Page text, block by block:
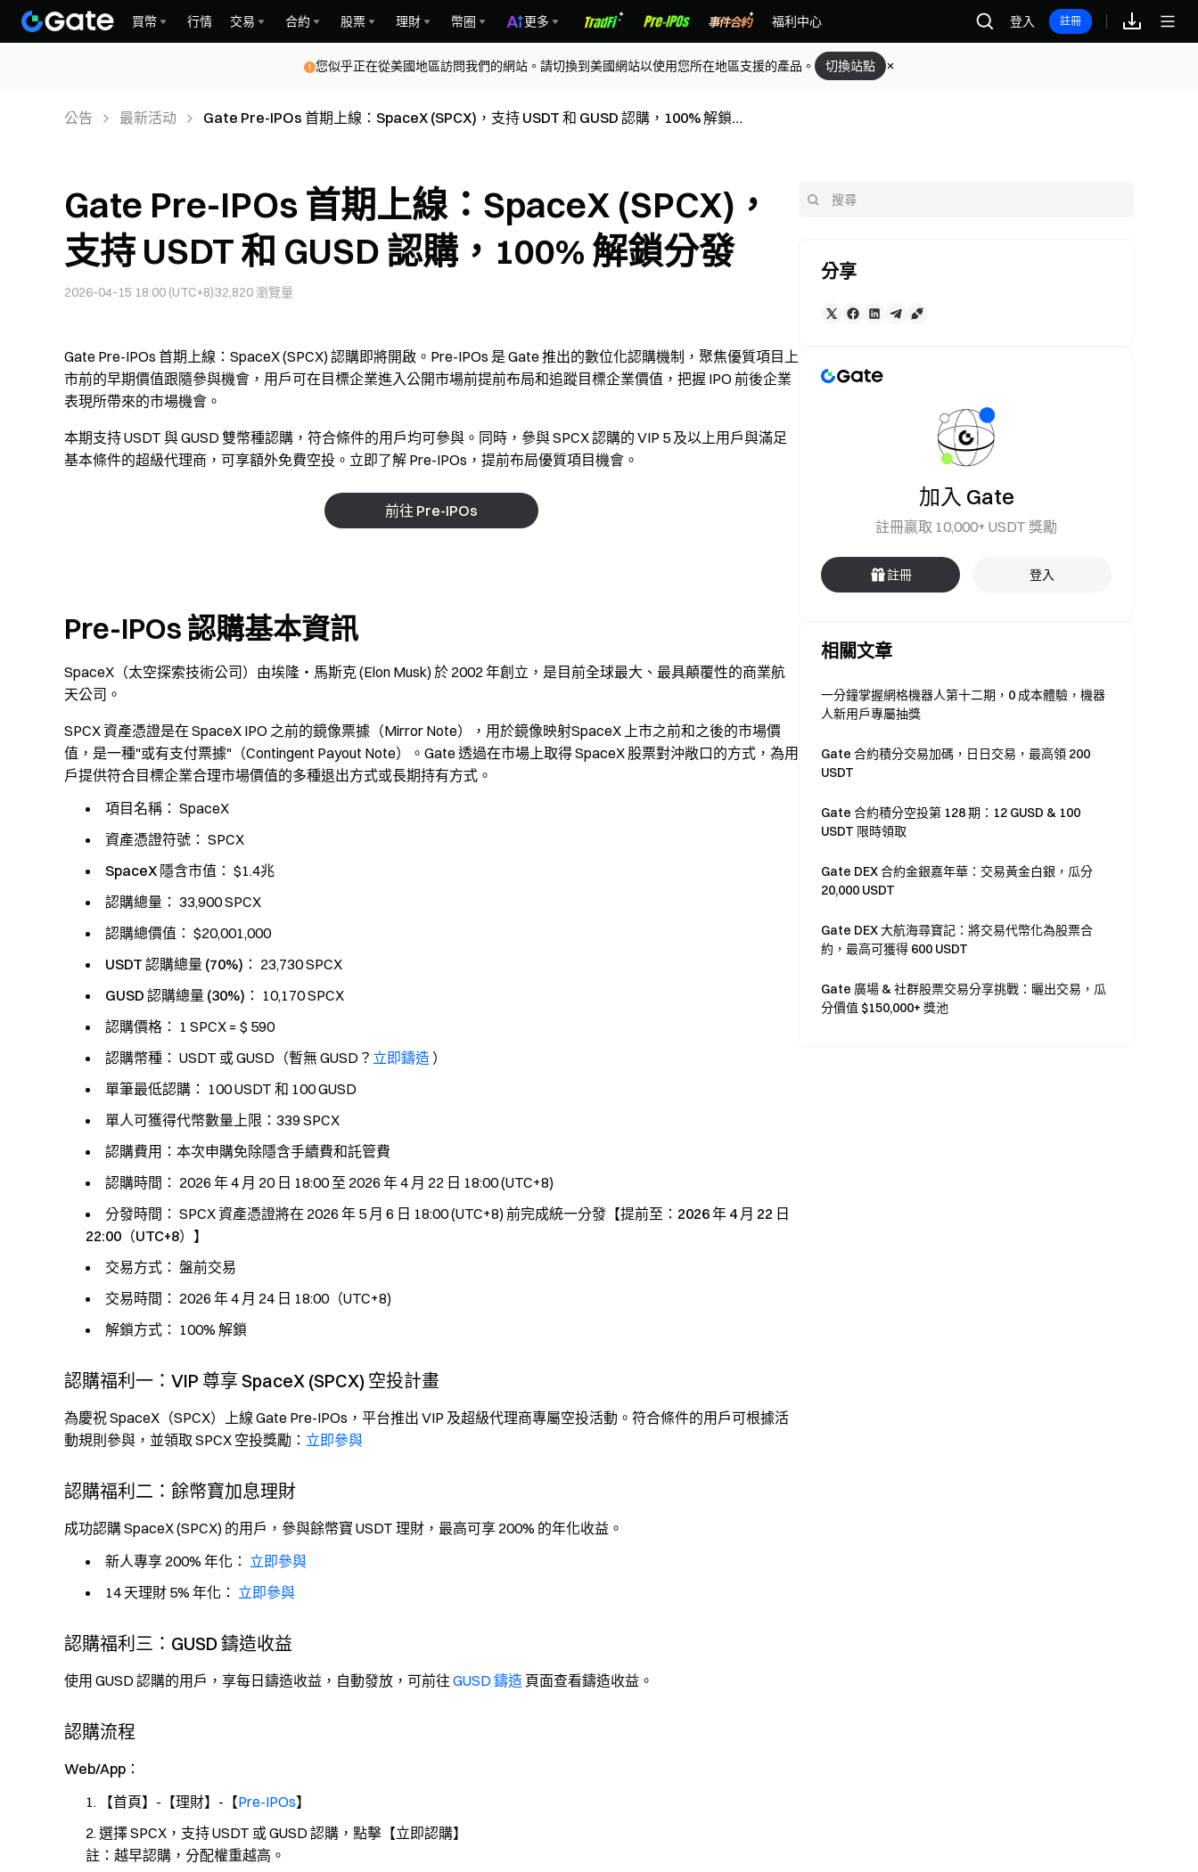
買幣 行情 交易 合約 股票 理財 幣圈 更多 福利中心 登入 註冊
您似乎正在從美國地區訪問我們的網站。請切換到美國網站以使用您所在地區支援的產品。 切換站點
公告 最新活动
Gate Pre-IPOs 首期上線：SpaceX (SPCX)，支持 USDT 和 GUSD 認購，100% 解鎖分
Gate Pre-IPOs 首期上線：SpaceX (SPCX)，
支持 USDT 和 GUSD 認購，100% 解鎖分發
2026-04-15 18:00 (UTC+8)32,820 瀏覽量
Gate Pre-IPOs 首期上線：SpaceX (SPCX) 認購即將開啟。Pre-IPOs 是 Gate 推出的數位化認購機制，聚焦優質項目上
市前的早期價值跟隨參與機會，用戶可在目標企業進入公開市場前提前布局和追蹤目標企業價值，把握 IPO 前後企業
表現所帶來的市場機會。
本期支持 USDT 與 GUSD 雙幣種認購，符合條件的用戶均可參與。同時，參與 SPCX 認購的 VIP 5 及以上用戶與滿足
基本條件的超級代理商，可享額外免費空投。立即了解 Pre-IPOs，提前布局優質項目機會。
前往 Pre-IPOs
Pre-IPOs 認購基本資訊
SpaceX（太空探索技術公司）由埃隆・馬斯克 (Elon Musk) 於 2002 年創立，是目前全球最大、最具顛覆性的商業航
天公司。
SPCX 資產憑證是在 SpaceX IPO 之前的鏡像票據（Mirror Note），用於鏡像映射SpaceX 上市之前和之後的市場價
值，是一種"或有支付票據"（Contingent Payout Note）。Gate 透過在市場上取得 SpaceX 股票對沖敞口的方式，為用
戶提供符合目標企業合理市場價值的多種退出方式或長期持有方式。
項目名稱： SpaceX
資產憑證符號： SPCX
SpaceX 隱含市值 ： $1.4兆
認購總量： 33,900 SPCX
認購總價值： $20,001,000
USDT 認購總量 (70%)： 23,730 SPCX
GUSD 認購總量 (30%)： 10,170 SPCX
認購價格： 1 SPCX = $ 590
認購幣種： USDT 或 GUSD（暫無 GUSD？ 立即鑄造 ）
單筆最低認購： 100 USDT 和 100 GUSD
單人可獲得代幣數量上限 ：339 SPCX
認購費用 ：本次申購免除隱含手續費和託管費
認購時間： 2026 年 4 月 20 日 18:00 至 2026 年 4 月 22 日 18:00 (UTC+8)
分發時間： SPCX 資產憑證將在 2026 年 5 月 6 日 18:00 (UTC+8) 前完成統一分發【提前至：2026 年 4 月 22 日
22:00（UTC+8） 】
交易方式： 盤前交易
交易時間： 2026 年 4 月 24 日 18:00（UTC+8)
解鎖方式： 100% 解鎖
認購福利一：VIP 尊享 SpaceX (SPCX) 空投計畫
為慶祝 SpaceX（SPCX）上線 Gate Pre-IPOs，平台推出 VIP 及超級代理商專屬空投活動。符合條件的用戶可根據活
動規則參與，並領取 SPCX 空投獎勵： 立即參與
認購福利二：餘幣寶加息理財
成功認購 SpaceX (SPCX) 的用戶，參與餘幣寶 USDT 理財，最高可享 200% 的年化收益。
新人專享 200% 年化： 立即參與
14 天理財 5% 年化： 立即參與
認購福利三：GUSD 鑄造收益
使用 GUSD 認購的用戶，享每日鑄造收益，自動發放，可前往 GUSD 鑄造 頁面查看鑄造收益。
認購流程
Web/App：
【首頁】-【理財】-【Pre-IPOs】
選擇 SPCX，支持 USDT 或 GUSD 認購，點擊【立即認購】
註：越早認購，分配權重越高。
分享
加入 Gate
註冊贏取 10,000+ USDT 獎勵
註冊 登入
相關文章
一分鐘掌握網格機器人第十二期，0 成本體驗，機器
人新用戶專屬抽獎
Gate 合約積分交易加碼，日日交易，最高領 200
USDT
Gate 合約積分空投第 128 期：12 GUSD & 100
USDT 限時領取
Gate DEX 合約金銀嘉年華：交易黃金白銀，瓜分
20,000 USDT
Gate DEX 大航海尋寶記：將交易代幣化為股票合
約，最高可獲得 600 USDT
Gate 廣場 & 社群股票交易分享挑戰：曬出交易，瓜
分價值 $150,000+ 獎池